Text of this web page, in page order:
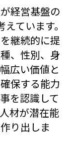
経営基盤の
ています。
継続的に提
、性別、身
広い価値と
保する能力
を認識して
材が潜在能
り出しま